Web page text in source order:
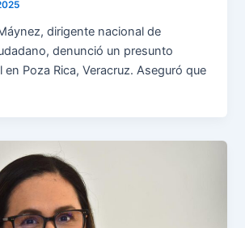
dirigente nacional de
denunció un presunto
en Poza Rica, Veracruz. Aseguró que